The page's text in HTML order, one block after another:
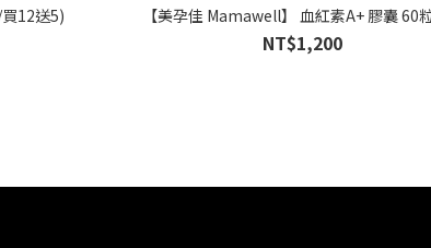
12送5) 【美孕佳 Mamawell】 血紅素A+ 膠囊 60
NT$1,200